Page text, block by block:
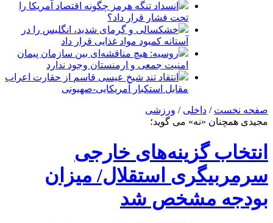
انسداد تنگه هرمز چگونه اقتصاد آمریکا را
تحت فشار قرار داد؟
خشکسالی و گرمای شدید، انگلیس را در
آستانه کمبود مواد غذایی قرار داد
روسیه: هیچ مناقشه‌ای بین سازمان پیمان
امنیت جمعی و ارمنستان وجود ندارد
انتقاد تند شیخ عیسی قاسم از حقارت اعراب
مقابل استکبار آمریکایی-صهیونی
صفحه نخست / داخلی / ورزشی
مجیدی همچنان «نه» می گوید؛
انتخاب گزینه‌های خارجی
سرمربیگری استقلال/ میزان
بودجه مشخص شد